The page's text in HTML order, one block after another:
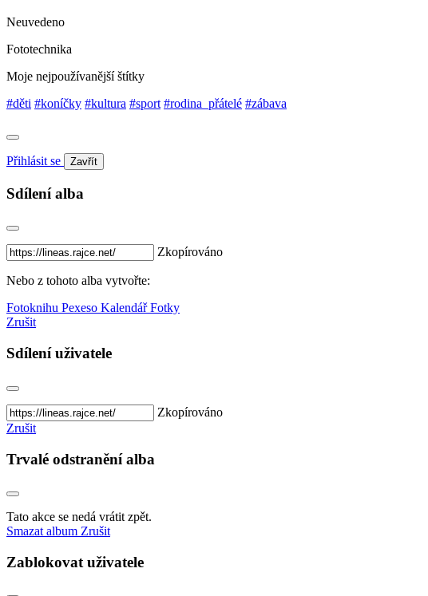
Neuvedeno
Fototechnika
Moje nejpoužívanější štítky
#děti #koníčky #kultura #sport #rodina_přátelé #zábava
Přihlásit se Zavřít
Sdílení alba
Zkopírováno
Nebo z tohoto alba vytvořte:
Fotoknihu Pexeso KalendářFotky
Zrušit
Sdílení uživatele
Zkopírováno
Zrušit
Trvalé odstranění alba
Tato akce se nedá vrátit zpět.
Smazat album Zrušit
Zablokovat uživatele